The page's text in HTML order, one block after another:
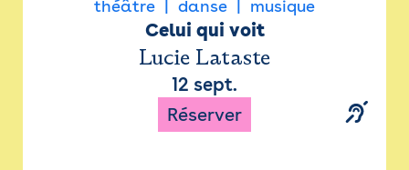
théâtre danse musique
Celui qui voit
Lucie Lataste
12 sept.
Réserver